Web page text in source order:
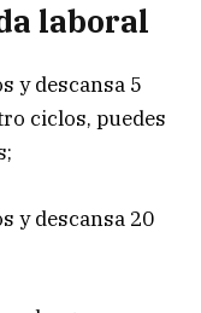
laboral
y descansa 5
ciclos, puedes
y descansa 20